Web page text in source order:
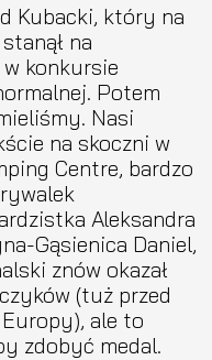
Kubacki, który na
na
konkursie
Potem
Nasi
na skoczni w
Centre, bardzo
Aleksandra
Gąsienica Daniel,
znów okazał
(tuż przed
ale to
zdobyć medal.